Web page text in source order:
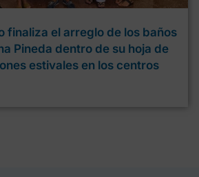
finaliza el arreglo de los baños
Pineda dentro de su hoja de
estivales en los centros